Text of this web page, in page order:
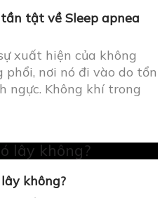
tật về Sleep apnea
xuất hiện của không
nơi nó đi vào do tổn
ngực. Không khí trong
không?